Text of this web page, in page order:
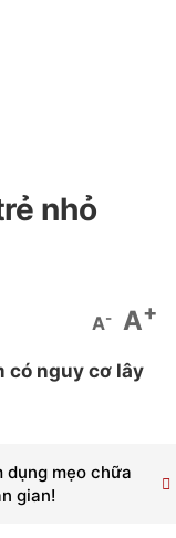
nhỏ
A- A+
có nguy cơ lây
dụng mẹo chữa
gian!